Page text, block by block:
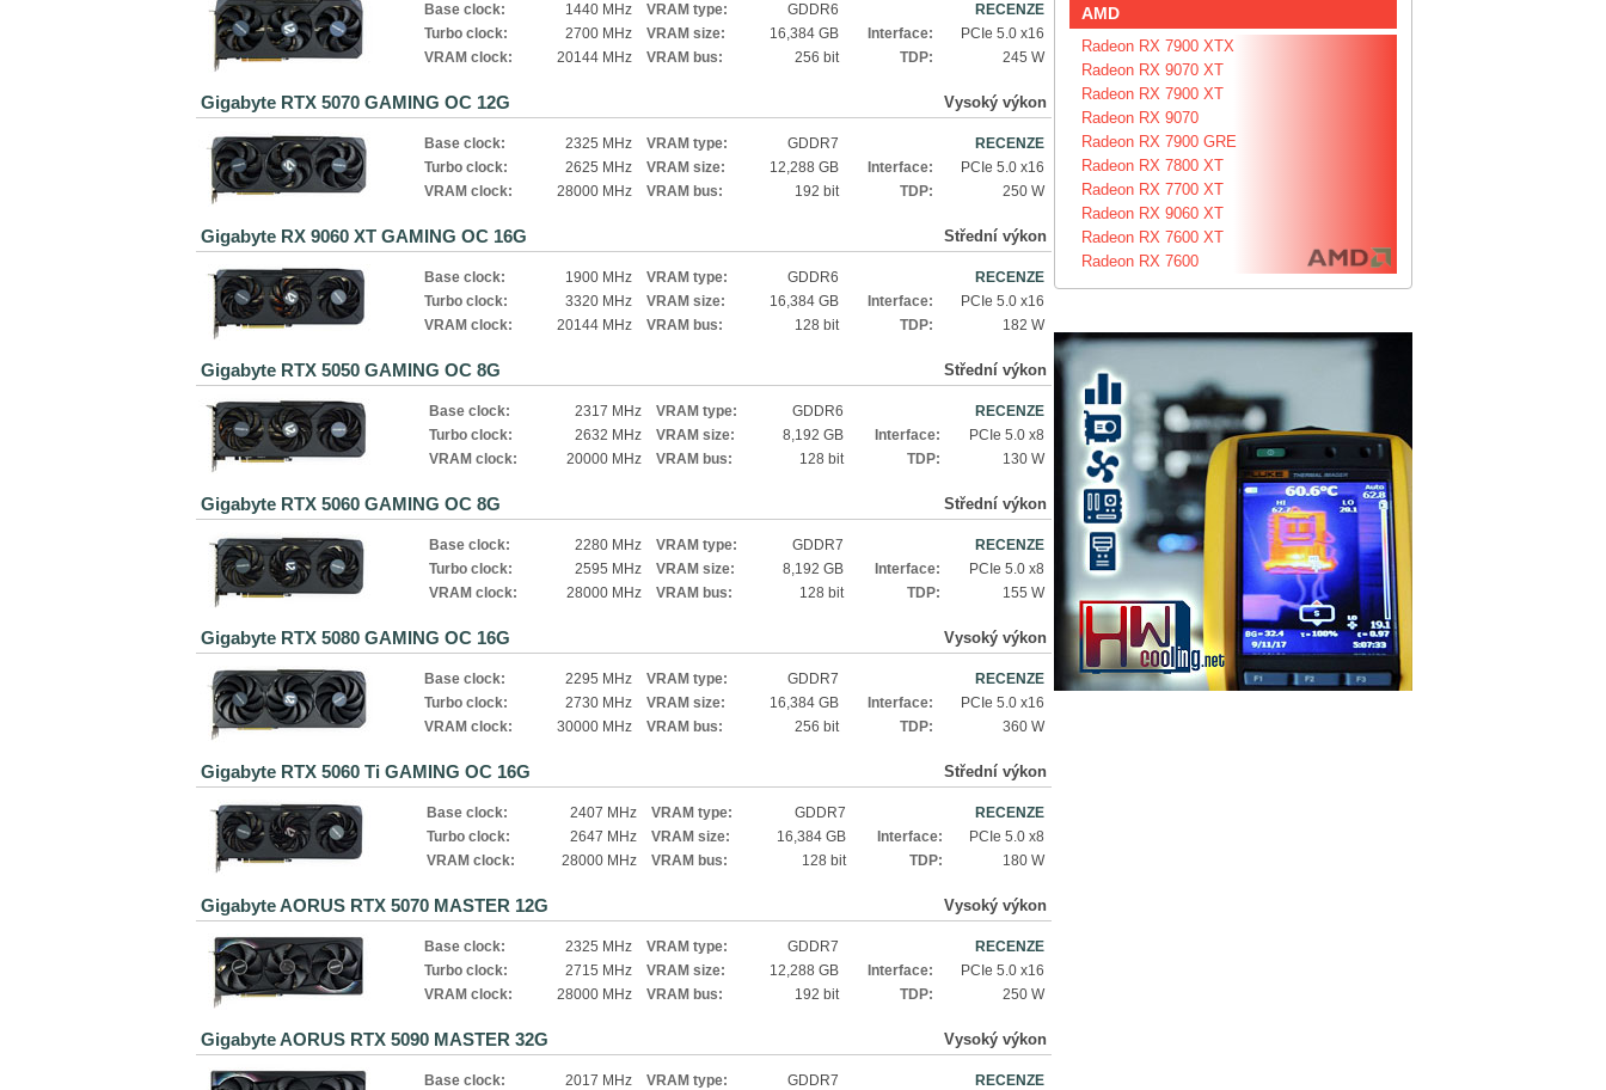
Base clock:
1440 MHz
Turbo clock:
2700 MHz
VRAM clock:
20144 MHz
VRAM type:
GDDR6
VRAM size:
16,384 GB
VRAM bus:
256 bit
RECENZE
Interface:
PCIe 5.0 x16
TDP:
245 W
Gigabyte RTX 5070 GAMING OC 12G Vysoký výkon
Base clock:
2325 MHz
Turbo clock:
2625 MHz
VRAM clock:
28000 MHz
VRAM type:
GDDR7
VRAM size:
12,288 GB
VRAM bus:
192 bit
RECENZE
Interface:
PCIe 5.0 x16
TDP:
250 W
Gigabyte RX 9060 XT GAMING OC 16G Střední výkon
Base clock:
1900 MHz
Turbo clock:
3320 MHz
VRAM clock:
20144 MHz
VRAM type:
GDDR6
VRAM size:
16,384 GB
VRAM bus:
128 bit
RECENZE
Interface:
PCIe 5.0 x16
TDP:
182 W
Gigabyte RTX 5050 GAMING OC 8G Střední výkon
Base clock:
2317 MHz
Turbo clock:
2632 MHz
VRAM clock:
20000 MHz
VRAM type:
GDDR6
VRAM size:
8,192 GB
VRAM bus:
128 bit
RECENZE
Interface:
PCIe 5.0 x8
TDP:
130 W
Gigabyte RTX 5060 GAMING OC 8G Střední výkon
Base clock:
2280 MHz
Turbo clock:
2595 MHz
VRAM clock:
28000 MHz
VRAM type:
GDDR7
VRAM size:
8,192 GB
VRAM bus:
128 bit
RECENZE
Interface:
PCIe 5.0 x8
TDP:
155 W
Gigabyte RTX 5080 GAMING OC 16G Vysoký výkon
Base clock:
2295 MHz
Turbo clock:
2730 MHz
VRAM clock:
30000 MHz
VRAM type:
GDDR7
VRAM size:
16,384 GB
VRAM bus:
256 bit
RECENZE
Interface:
PCIe 5.0 x16
TDP:
360 W
Gigabyte RTX 5060 Ti GAMING OC 16G Střední výkon
Base clock:
2407 MHz
Turbo clock:
2647 MHz
VRAM clock:
28000 MHz
VRAM type:
GDDR7
VRAM size:
16,384 GB
VRAM bus:
128 bit
RECENZE
Interface:
PCIe 5.0 x8
TDP:
180 W
Gigabyte AORUS RTX 5070 MASTER 12G Vysoký výkon
Base clock:
2325 MHz
Turbo clock:
2715 MHz
VRAM clock:
28000 MHz
VRAM type:
GDDR7
VRAM size:
12,288 GB
VRAM bus:
192 bit
RECENZE
Interface:
PCIe 5.0 x16
TDP:
250 W
Gigabyte AORUS RTX 5090 MASTER 32G Vysoký výkon
Base clock:
2017 MHz
VRAM type:
GDDR7
RECENZE
AMD
Radeon RX 7900 XTX
Radeon RX 9070 XT
Radeon RX 7900 XT
Radeon RX 9070
Radeon RX 7900 GRE
Radeon RX 7800 XT
Radeon RX 7700 XT
Radeon RX 9060 XT
Radeon RX 7600 XT
Radeon RX 7600